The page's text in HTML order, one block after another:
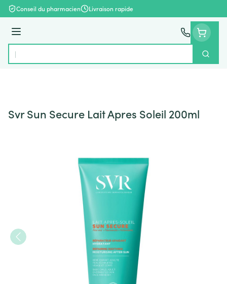
Aller au contenu
Conseil du pharmacien Livraison rapide
Menu
Rechercher
Svr Sun Secure Lait Apres Soleil 200ml